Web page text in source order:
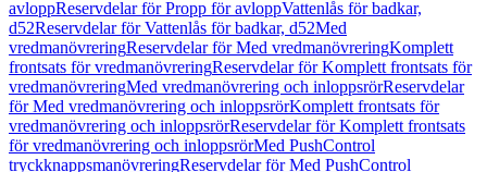
avloppReservdelar för Propp för avloppVattenlås för badkar,
d52Reservdelar för Vattenlås för badkar, d52Med
vredmanövreringReservdelar för Med vredmanövreringKomplett
frontsats för vredmanövreringReservdelar för Komplett frontsats för
vredmanövreringMed vredmanövrering och inloppsrörReservdelar
för Med vredmanövrering och inloppsrörKomplett frontsats för
vredmanövrering och inloppsrörReservdelar för Komplett frontsats
för vredmanövrering och inloppsrörMed PushControl
tryckknappsmanövreringReservdelar för Med PushControl